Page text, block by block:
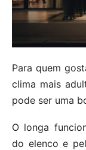
Para quem
clima mais
pode ser uma
O longa
do elenco e